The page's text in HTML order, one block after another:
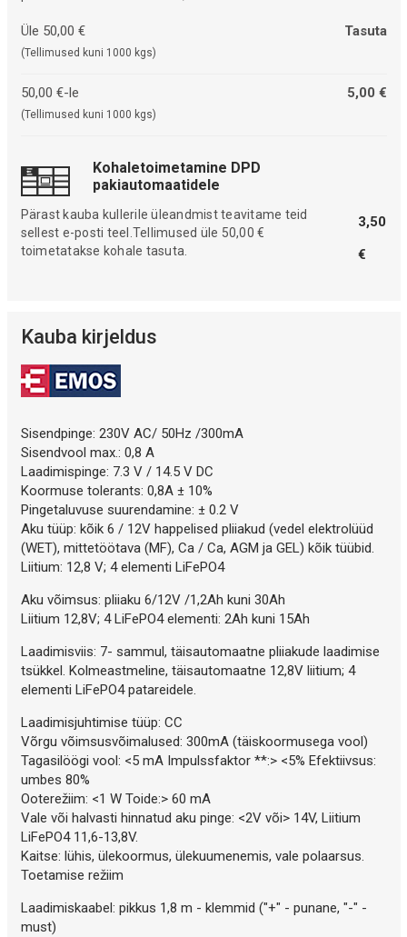
Üle 50,00 €
(Tellimused kuni 1000 kgs)
Tasuta
50,00 €-le
(Tellimused kuni 1000 kgs)
5,00 €
Kohaletoimetamine DPD
pakiautomaatidele
Pärast kauba kullerile üleandmist teavitame teid
sellest e-posti teel.Tellimused üle 50,00 €
toimetatakse kohale tasuta.
3,50
€
Kauba kirjeldus
Sisendpinge: 230V AC/ 50Hz /300mA
Sisendvool max.: 0,8 A
Laadimispinge: 7.3 V / 14.5 V DC
Koormuse tolerants: 0,8A ± 10%
Pingetaluvuse suurendamine: ± 0.2 V
Aku tüüp: kõik 6 / 12V happelised pliiakud (vedel elektrolüüd
(WET), mittetöötava (MF), Ca / Ca, AGM ja GEL) kõik tüübid.
Liitium: 12,8 V; 4 elementi LiFePO4
Aku võimsus: pliiaku 6/12V /1,2Ah kuni 30Ah
Liitium 12,8V; 4 LiFePO4 elementi: 2Ah kuni 15Ah
Laadimisviis: 7- sammul, täisautomaatne pliiakude laadimise
tsükkel. Kolmeastmeline, täisautomaatne 12,8V liitium; 4
elementi LiFePO4 patareidele.
Laadimisjuhtimise tüüp: CC
Võrgu võimsusvõimalused: 300mA (täiskoormusega vool)
Tagasilöögi vool: <5 mA Impulssfaktor **:> <5% Efektiivsus:
umbes 80%
Ooterežiim: <1 W Toide:> 60 mA
Vale või halvasti hinnatud aku pinge: <2V või> 14V, Liitium
LiFePO4 11,6-13,8V.
Kaitse: lühis, ülekoormus, ülekuumenemis, vale polaarsus.
Toetamise režiim
Laadimiskaabel: pikkus 1,8 m - klemmid ("+" - punane, "-" -
must)